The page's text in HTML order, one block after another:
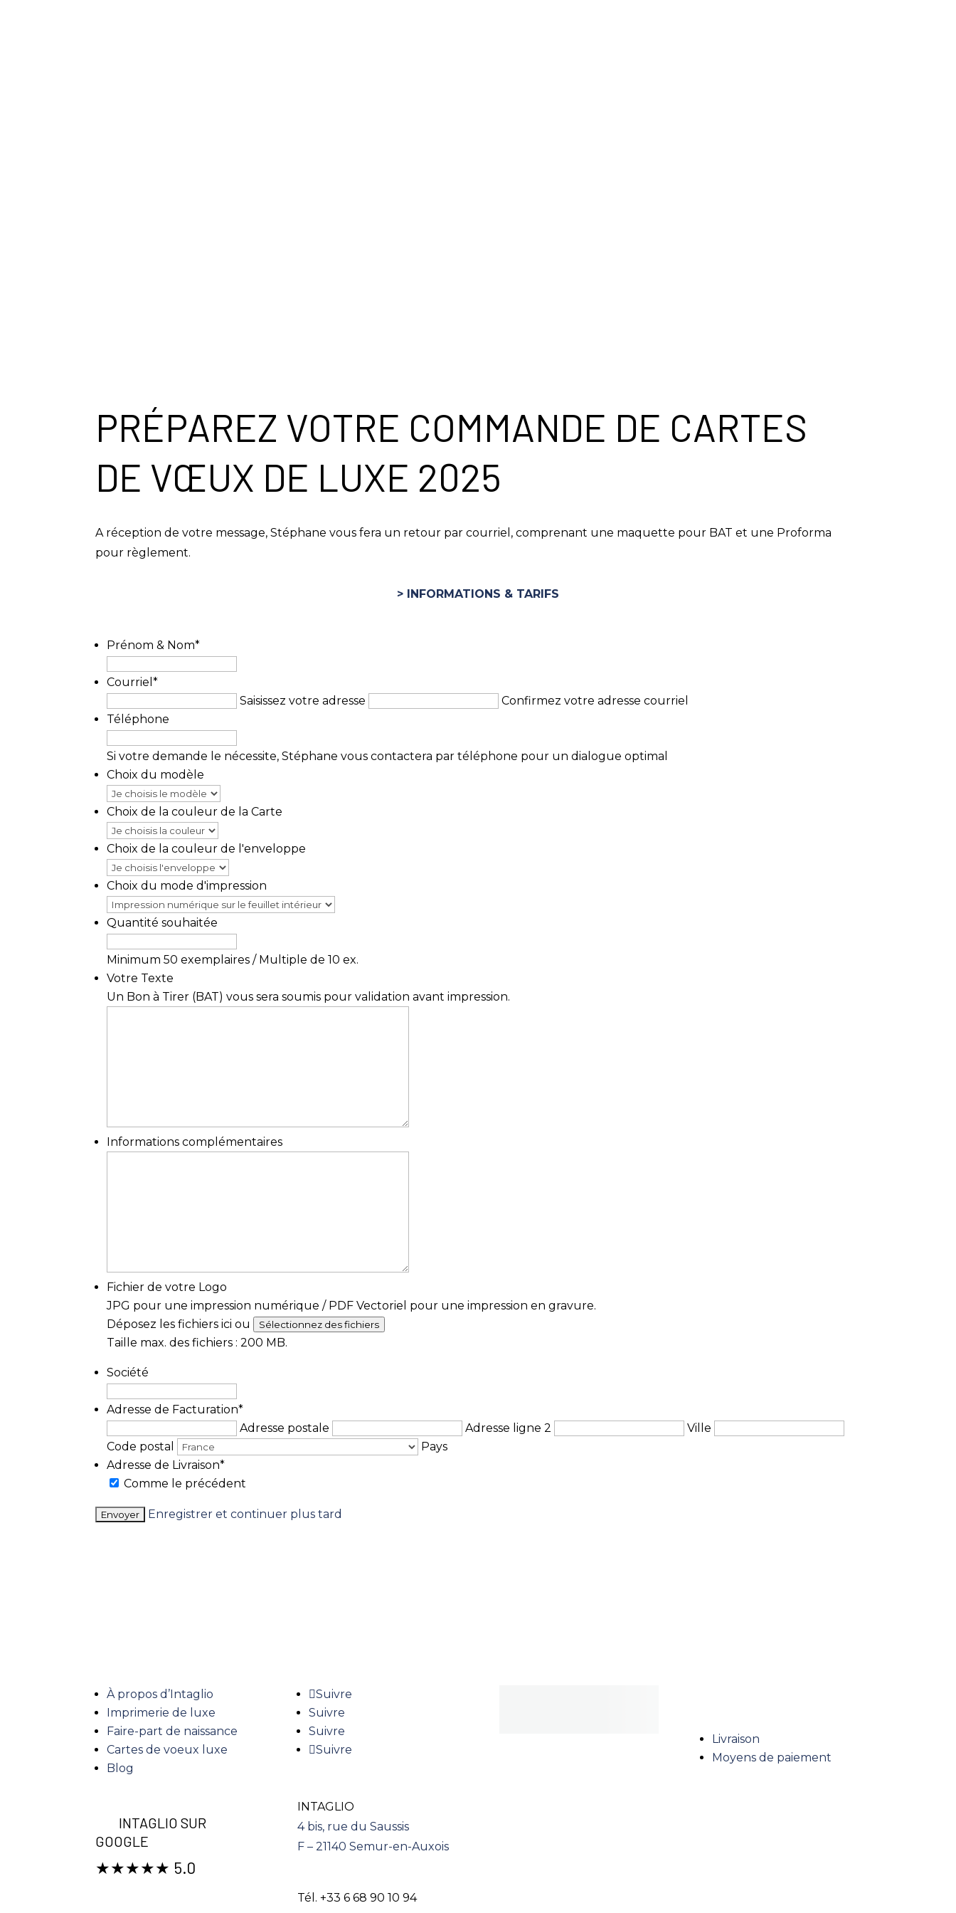
PRÉPAREZ VOTRE COMMANDE DE CARTES
DE VŒUX DE LUXE 2025
A réception de votre message, Stéphane vous fera un retour par courriel, comprenant une maquette pour BAT et une Proforma
pour règlement.
> INFORMATIONS & TARIFS
Prénom & Nom*
Courriel*
Saisissez votre adresse
Confirmez votre adresse courriel
Téléphone
Si votre demande le nécessite, Stéphane vous contactera par téléphone pour un dialogue optimal
Choix du modèle
Choix de la couleur de la Carte
Choix de la couleur de l'enveloppe
Choix du mode d'impression
Quantité souhaitée
Minimum 50 exemplaires / Multiple de 10 ex.
Votre Texte
Un Bon à Tirer (BAT) vous sera soumis pour validation avant impression.
Informations complémentaires
Fichier de votre Logo
JPG pour une impression numérique / PDF Vectoriel pour une impression en gravure.
Déposez les fichiers ici ou
Sélectionnez des fichiers
Taille max. des fichiers : 200 MB.
Société
Adresse de Facturation*
Adresse postale
Adresse ligne 2
Ville
Code postal
Pays
Adresse de Livraison*
Comme le précédent
Enregistrer et continuer plus tard
À propos d’Intaglio
Imprimerie de luxe
Faire-part de naissance
Cartes de voeux luxe
Blog
INTAGLIO SUR
GOOGLE
★★★★★ 5.0
Suivre
Suivre
Suivre
Suivre
INTAGLIO
4 bis, rue du Saussis
F – 21140 Semur-en-Auxois
Tél. +33 6 68 90 10 94
Livraison
Moyens de paiement